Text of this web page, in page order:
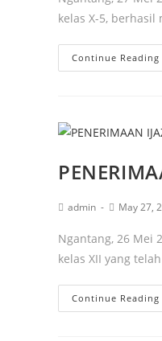
kelas X-5,
Continue Reading
admin May 27,
Ngantang, 26 Mei
kelas XII yang
Continue Reading